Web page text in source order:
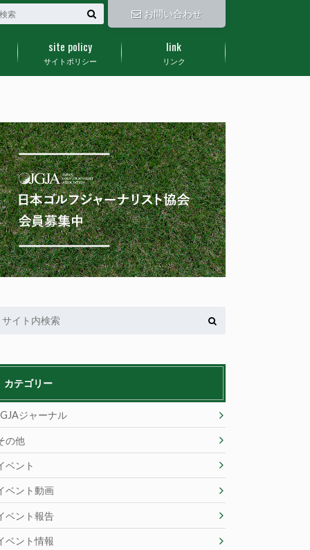
お問い合わせ
サイトポリシー
site policy
リンク
link
カテゴリー
ジャーナル
の他
ベント
ベント動画
ベント報告
ベント情報